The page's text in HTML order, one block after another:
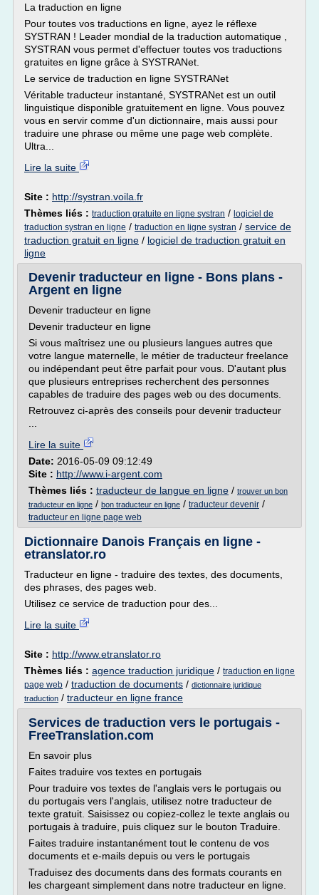
La traduction en ligne
Pour toutes vos traductions en ligne, ayez le réflexe
SYSTRAN ! Leader mondial de la traduction automatique ,
SYSTRAN vous permet d'effectuer toutes vos traductions
gratuites en ligne grâce à SYSTRANet.
Le service de traduction en ligne SYSTRANet
Véritable traducteur instantané, SYSTRANet est un outil
linguistique disponible gratuitement en ligne. Vous pouvez
vous en servir comme d'un dictionnaire, mais aussi pour
traduire une phrase ou même une page web complète.
Ultra...
Lire la suite
Site : http://systran.voila.fr
Thèmes liés : traduction gratuite en ligne systran / logiciel de
traduction systran en ligne / traduction en ligne systran / service de
traduction gratuit en ligne / logiciel de traduction gratuit en
ligne
Devenir traducteur en ligne - Bons plans -
Argent en ligne
Devenir traducteur en ligne
Devenir traducteur en ligne
Si vous maîtrisez une ou plusieurs langues autres que
votre langue maternelle, le métier de traducteur freelance
ou indépendant peut être parfait pour vous. D'autant plus
que plusieurs entreprises recherchent des personnes
capables de traduire des pages web ou des documents.
Retrouvez ci-après des conseils pour devenir traducteur
Lire la suite
Date: 2016-05-09 09:12:49
Site : http://www.i-argent.com
Thèmes liés : traducteur de langue en ligne / trouver un bon
traducteur en ligne / bon traducteur en ligne / traducteur devenir /
traducteur en ligne page web
Dictionnaire Danois Français en ligne -
etranslator.ro
Traducteur en ligne - traduire des textes, des documents,
des phrases, des pages web.
Utilisez ce service de traduction pour des...
Lire la suite
Site : http://www.etranslator.ro
Thèmes liés : agence traduction juridique / traduction en ligne
page web / traduction de documents / dictionnaire juridique
traduction / traducteur en ligne france
Services de traduction vers le portugais -
FreeTranslation.com
En savoir plus
Faites traduire vos textes en portugais
Pour traduire vos textes de l'anglais vers le portugais ou
du portugais vers l'anglais, utilisez notre traducteur de
texte gratuit. Saisissez ou copiez-collez le texte anglais ou
portugais à traduire, puis cliquez sur le bouton Traduire.
Faites traduire instantanément tout le contenu de vos
documents et e-mails depuis ou vers le portugais
Traduisez des documents dans des formats courants en
les chargeant simplement dans notre traducteur en ligne.